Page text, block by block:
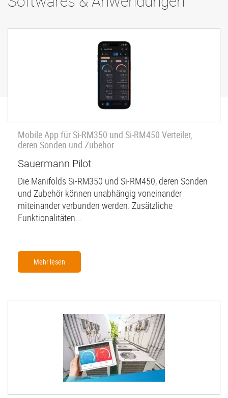
Mobile App für Si-RM350 und Si-RM450 Verteiler,
deren Sonden und Zubehör
Sauermann Pilot
Die Manifolds Si-RM350 und Si-RM450, deren Sonden
und Zubehör können unabhängig voneinander
miteinander verbunden werden. Zusätzliche
Funktionalitäten...
Mehr lesen